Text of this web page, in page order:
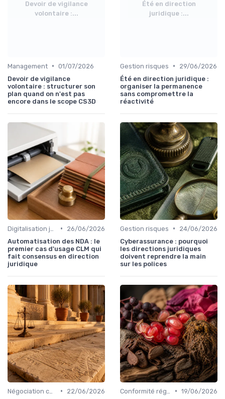
Devoir de vigilance
volontaire :...
Management • 01/07/2026
Devoir de vigilance
volontaire : structurer son
plan quand on n'est pas
encore dans le scope CS3D
Été en direction
juridique :...
Gestion risques •
29/06/2026
Été en direction juridique :
organiser la permanence
sans compromettre la
réactivité
•
26/06/2026
Automatisation des NDA : le
premier cas d'usage CLM qui
fait consensus en direction
juridique
Gestion risques •
24/06/2026
Cyberassurance : pourquoi
les directions juridiques
doivent reprendre la main
sur les polices
•
22/06/2026
• 19/06/2026